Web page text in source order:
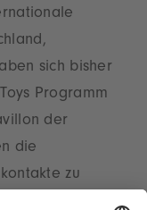
sich bisher
Programm
der
die
zu